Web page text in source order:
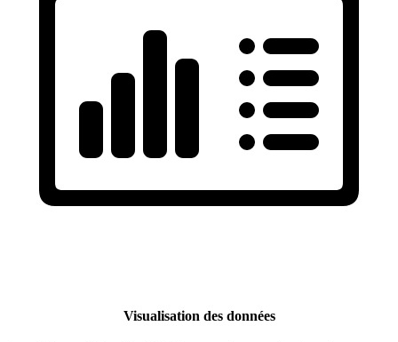
Visualisation des données